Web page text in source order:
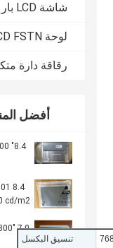
شاشة LCD بار متمدد
لوحة LCD FSTN
رقاقة دارة
أفضل
تنسيق البكسل